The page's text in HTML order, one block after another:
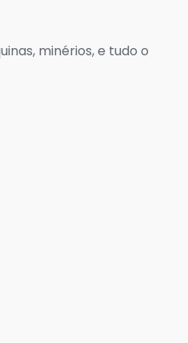
minérios, e tudo o